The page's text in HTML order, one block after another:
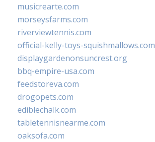
musicrearte.com
morseysfarms.com
riverviewtennis.com
official-kelly-toys-squishmallows.com
displaygardenonsuncrest.org
bbq-empire-usa.com
feedstoreva.com
drogopets.com
ediblechalk.com
tabletennisnearme.com
oaksofa.com